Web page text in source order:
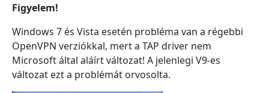
Figyelem!
Windows 7 és Vista esetén probléma van a régebbi
OpenVPN verziókkal, mert a TAP driver nem
Microsoft által aláírt változat! A jelenlegi V9-es
változat ezt a problémát orvosolta.